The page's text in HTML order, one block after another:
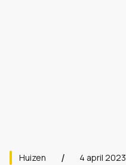
Huizen 4 april 2023